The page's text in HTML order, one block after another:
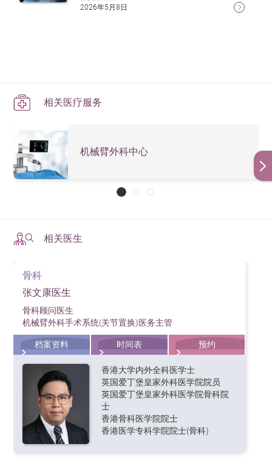
2026年5月8日
相关医疗服务
机械臂外科中心
相关医生
骨科
张文康医生
骨科顾问医生
机械臂外科手术系统(关节置换)医务主管
档案资料 时间表 预约
香港大学内外全科医学士
英国爱丁堡皇家外科医学院院员
英国爱丁堡皇家外科医学院骨科院
士
香港骨科医学院院士
香港医学专科学院院士(骨科)